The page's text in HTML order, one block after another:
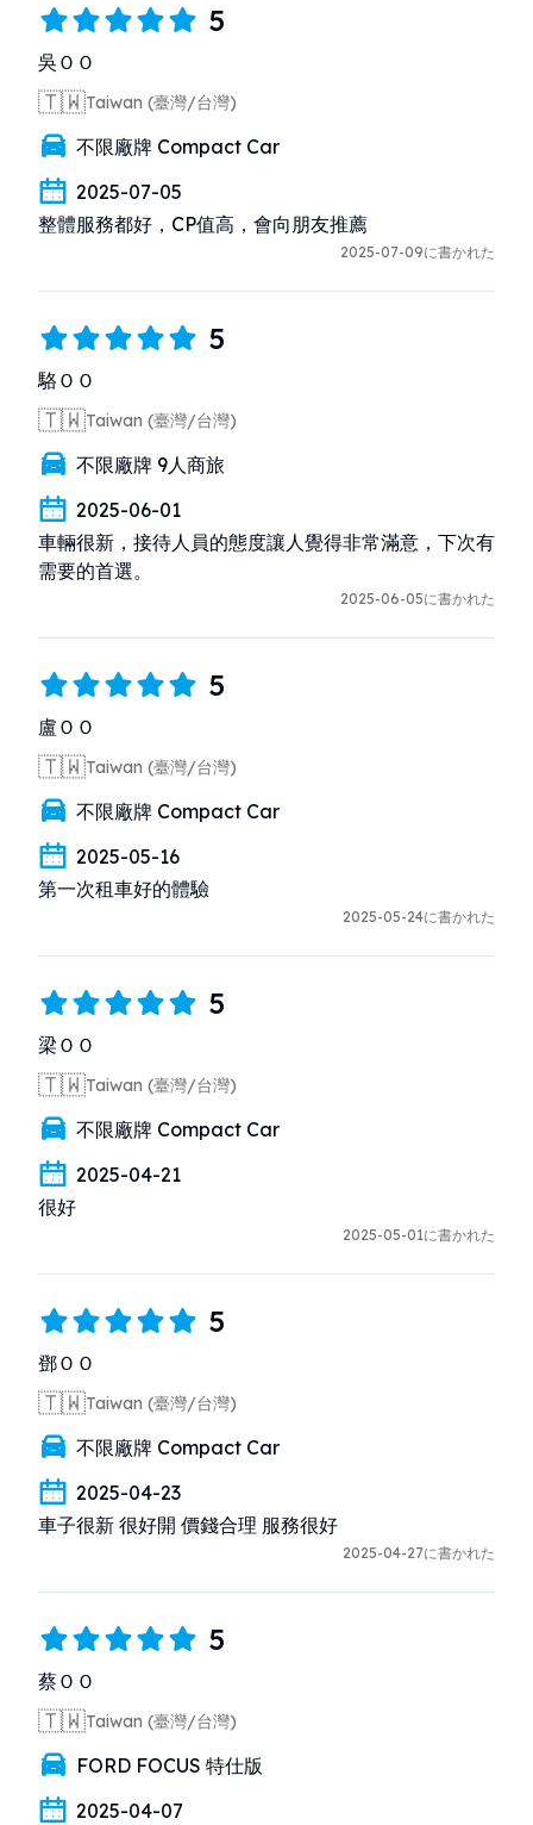
5
吳ＯＯ
🇹🇼Taiwan (臺灣/台灣)
不限廠牌 Compact Car
2025-07-05
整體服務都好，CP值高，會向朋友推薦
2025-07-09に書かれた
5
駱ＯＯ
🇹🇼Taiwan (臺灣/台灣)
不限廠牌 9人商旅
2025-06-01
車輛很新，接待人員的態度讓人覺得非常滿意，下次有
需要的首選。
2025-06-05に書かれた
5
盧ＯＯ
🇹🇼Taiwan (臺灣/台灣)
不限廠牌 Compact Car
2025-05-16
第一次租車好的體驗
2025-05-24に書かれた
5
梁ＯＯ
🇹🇼Taiwan (臺灣/台灣)
不限廠牌 Compact Car
2025-04-21
很好
2025-05-01に書かれた
5
鄧ＯＯ
🇹🇼Taiwan (臺灣/台灣)
不限廠牌 Compact Car
2025-04-23
車子很新 很好開 價錢合理 服務很好
2025-04-27に書かれた
5
蔡ＯＯ
🇹🇼Taiwan (臺灣/台灣)
FORD FOCUS 特仕版
2025-04-07